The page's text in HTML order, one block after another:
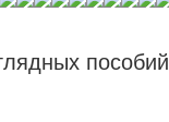
пособий